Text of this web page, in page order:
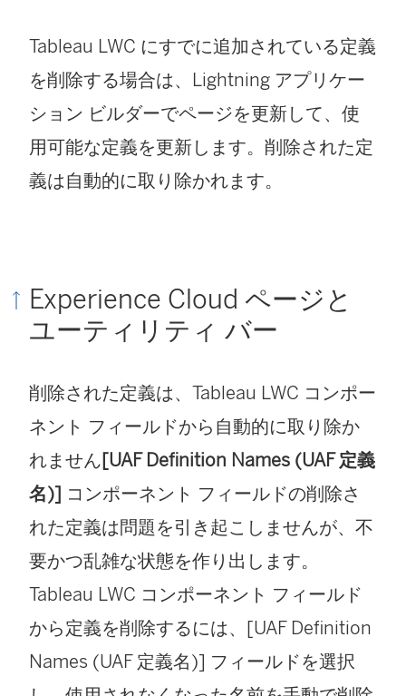
Tableau LWC にすでに追加されている定義
を削除する場合は、Lightning アプリケー
ション ビルダーでページを更新して、使
用可能な定義を更新します。削除された定
義は自動的に取り除かれます。
Experience Cloud ページと
ユーティリティ バー
削除された定義は、Tableau LWC コンポー
ネント フィールドから自動的に取り除か
れません[UAF Definition Names (UAF 定義
名)] コンポーネント フィールドの削除さ
れた定義は問題を引き起こしませんが、不
要かつ乱雑な状態を作り出します。
Tableau LWC コンポーネント フィールド
から定義を削除するには、[UAF Definition
Names (UAF 定義名)] フィールドを選択